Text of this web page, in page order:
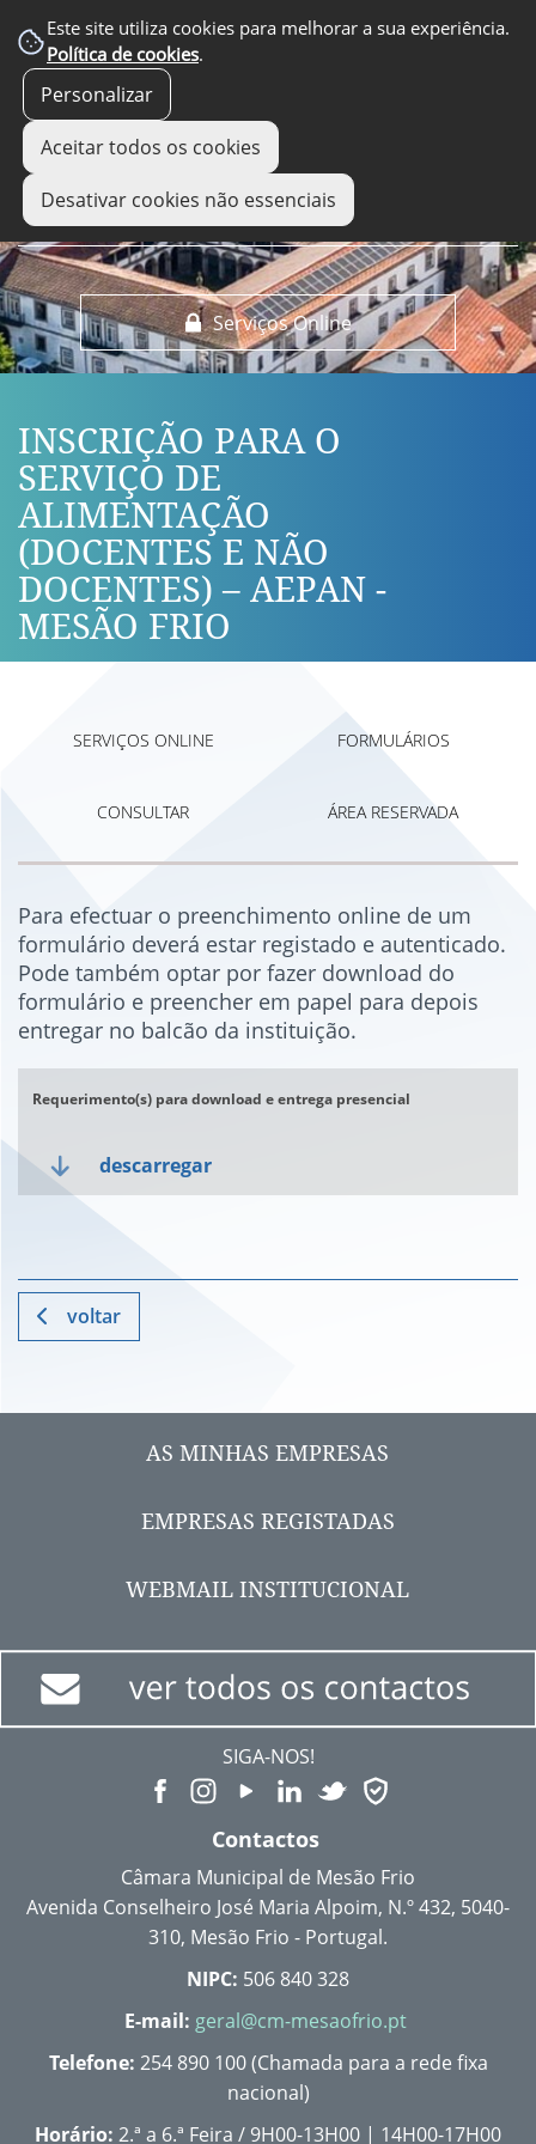
Este site utiliza cookies para melhorar a sua experiência.
Política de cookies.
Personalizar
Aceitar todos os cookies
Desativar cookies não essenciais
Serviços Online
EM DESTAQUE
INSCRIÇÃO PARA O
SERVIÇO DE
ALIMENTAÇÃO
(DOCENTES E NÃO
DOCENTES) – AEPAN -
MESÃO FRIO
SERVIÇOS ONLINE FORMULÁRIOS
CONSULTAR ÁREA RESERVADA
Para efectuar o preenchimento online de um
formulário deverá estar registado e autenticado.
Pode também optar por fazer download do
formulário e preencher em papel para depois
entregar no balcão da instituição.
Requerimento(s) para download e entrega presencial
descarregar
voltar
AS MINHAS EMPRESAS
EMPRESAS REGISTADAS
WEBMAIL INSTITUCIONAL
SIGA-NOS!
Contactos
Câmara Municipal de Mesão Frio
Avenida Conselheiro José Maria Alpoim, N.º 432, 5040-
310, Mesão Frio - Portugal.
NIPC: 506 840 328
E-mail: geral@cm-mesaofrio.pt
Telefone: 254 890 100 (Chamada para a rede fixa
nacional)
Horário: 2.ª a 6.ª Feira / 9H00-13H00 | 14H00-17H00